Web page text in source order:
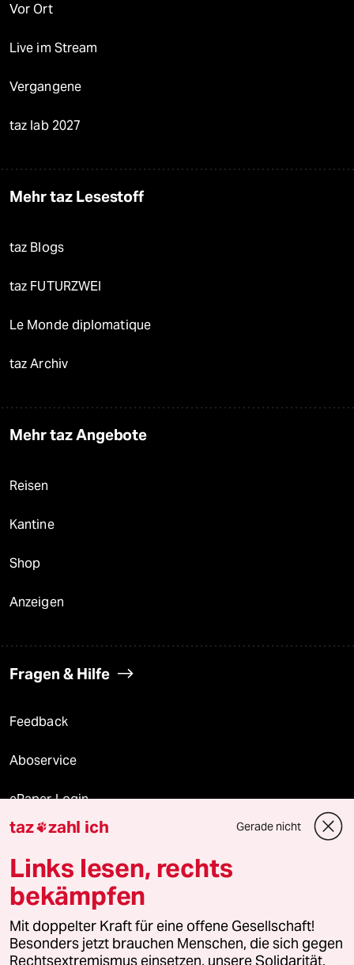
Vor Ort
Live im Stream
Vergangene
taz lab 2027
Mehr taz Lesestoff
taz Blogs
taz FUTURZWEI
Le Monde diplomatique
taz Archiv
Mehr taz Angebote
Reisen
Kantine
Shop
Anzeigen
Fragen & Hilfe
Feedback
Aboservice
ePaper Login
Downloads für Abonnierende
© 2026 taz Verlags und Vertriebs GmbH
Alle Rechte vorbehalten. Bei rechtlichen Fragen oder für Genehmigungen
wenden Sie sich bitte an
lizenzen@taz.de
taz zahl ich Gerade nicht
Links lesen, rechts
bekämpfen
Mit doppelter Kraft für eine offene Gesellschaft!
Besonders jetzt brauchen Menschen, die sich gegen
Rechtsextremismus einsetzen, unsere Solidarität.